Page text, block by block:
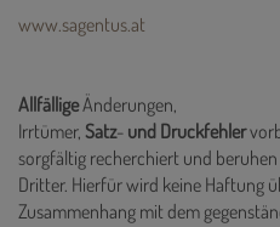
www.sagentus.at
AllfälligeÄnderungen,
Irrtümer, Satz- und Druckfehler
sorgfältig recherchiert und
Dritter. Hierfür wird keine Haftung
Zusammenhang mit dem